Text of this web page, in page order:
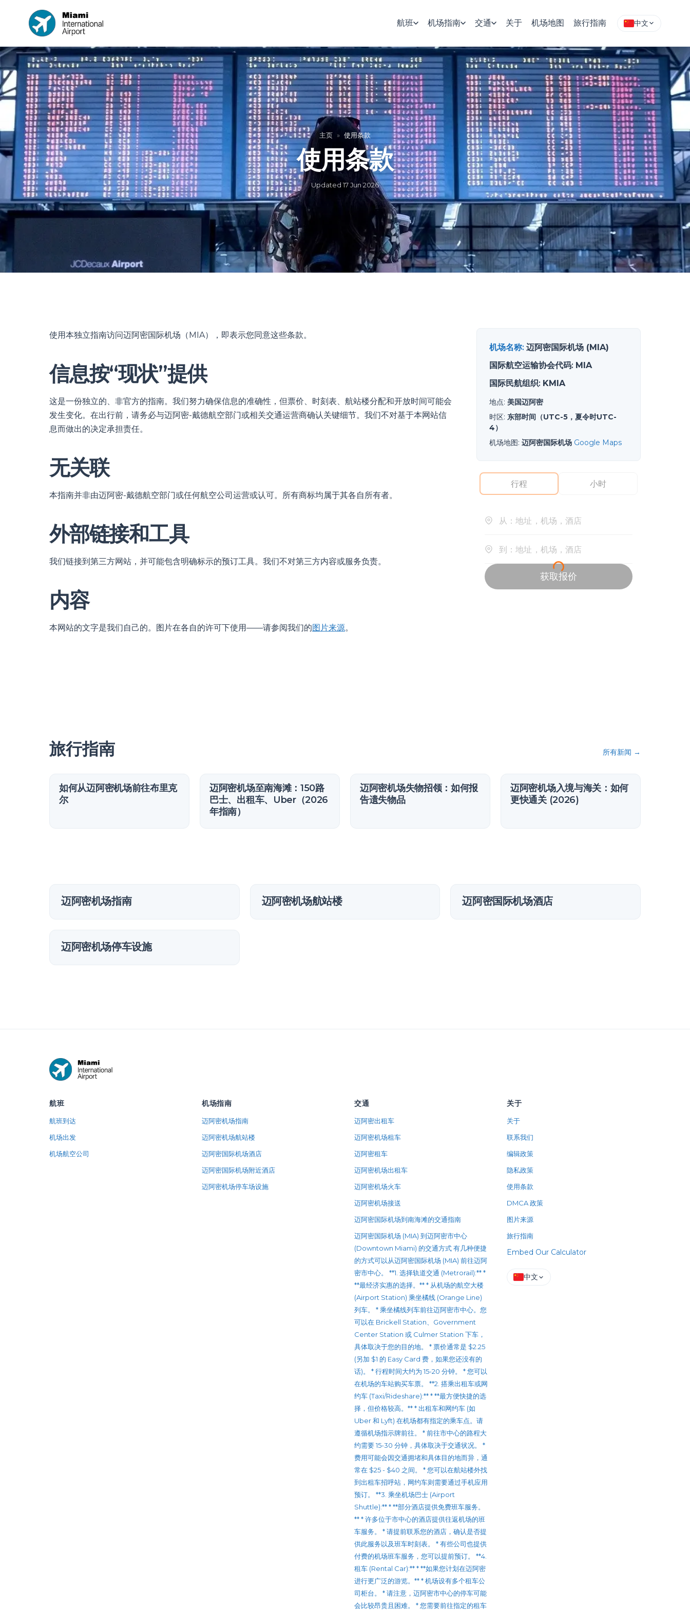
航班 机场指南 交通 关于 机场地图 旅行指南 中文
主页 » 使用条款
使用条款
Updated 17 Jun 2026
使用本独立指南访问迈阿密国际机场（MIA），即表示您同意这些条款。
信息按“现状”提供
这是一份独立的、非官方的指南。我们努力确保信息的准确性，但票价、时刻表、航站楼分配和开放时间可能会
发生变化。在出行前，请务必与迈阿密-戴德航空部门或相关交通运营商确认关键细节。我们不对基于本网站信
息而做出的决定承担责任。
无关联
本指南并非由迈阿密-戴德航空部门或任何航空公司运营或认可。所有商标均属于其各自所有者。
外部链接和工具
我们链接到第三方网站，并可能包含明确标示的预订工具。我们不对第三方内容或服务负责。
内容
本网站的文字是我们自己的。图片在各自的许可下使用——请参阅我们的图片来源。
机场名称: 迈阿密国际机场 (MIA)
国际航空运输协会代码: MIA
国际民航组织: KMIA
地点: 美国迈阿密
时区: 东部时间（UTC-5，夏令时UTC-
4）
机场地图: 迈阿密国际机场 Google Maps
旅行指南 所有新闻 →
如何从迈阿密机场前往布里克
尔
迈阿密机场至南海滩：150路
巴士、出租车、Uber（2026
年指南）
迈阿密机场失物招领：如何报
告遗失物品
迈阿密机场入境与海关：如何
更快通关 (2026)
迈阿密机场指南 迈阿密机场航站楼 迈阿密国际机场酒店
迈阿密机场停车设施
航班
航班到达
机场出发
机场航空公司
机场指南
迈阿密机场指南
迈阿密机场航站楼
迈阿密国际机场酒店
迈阿密国际机场附近酒店
迈阿密机场停车场设施
交通
迈阿密出租车
迈阿密机场租车
迈阿密租车
迈阿密机场出租车
迈阿密机场火车
迈阿密机场接送
迈阿密国际机场到南海滩的交通指南
迈阿密国际机场 (MIA) 到迈阿密市中心
(Downtown Miami) 的交通方式 有几种便捷
的方式可以从迈阿密国际机场 (MIA) 前往迈阿
密市中心。 **1. 选择轨道交通 (Metrorail):** *
**最经济实惠的选择。** * 从机场的航空大楼
(Airport Station) 乘坐橘线 (Orange Line)
列车。 * 乘坐橘线列车前往迈阿密市中心。您
可以在 Brickell Station、Government
Center Station 或 Culmer Station 下车，
具体取决于您的目的地。 * 票价通常是 $2.25
(另加 $1 的 Easy Card 费，如果您还没有的
话)。 * 行程时间大约为 15-20 分钟。 * 您可以
在机场的车站购买车票。 **2. 搭乘出租车或网
约车 (Taxi/Rideshare):** * **最方便快捷的选
择，但价格较高。** * 出租车和网约车 (如
Uber 和 Lyft) 在机场都有指定的乘车点。请
遵循机场指示牌前往。 * 前往市中心的路程大
约需要 15-30 分钟，具体取决于交通状况。 *
费用可能会因交通拥堵和具体目的地而异，通
常在 $25 - $40 之间。 * 您可以在航站楼外找
到出租车招呼站，网约车则需要通过手机应用
预订。 **3. 乘坐机场巴士 (Airport
Shuttle):** * **部分酒店提供免费班车服务。
** * 许多位于市中心的酒店提供往返机场的班
车服务。 * 请提前联系您的酒店，确认是否提
供此服务以及班车时刻表。 * 有些公司也提供
付费的机场班车服务，您可以提前预订。 **4.
租车 (Rental Car):** * **如果您计划在迈阿密
进行更广泛的游览。** * 机场设有多个租车公
司柜台。 * 请注意，迈阿密市中心的停车可能
会比较昂贵且困难。 * 您需要前往指定的租车
关于
关于
联系我们
编辑政策
隐私政策
使用条款
DMCA 政策
图片来源
旅行指南
Embed Our Calculator
中文